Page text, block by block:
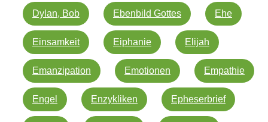
Dylan, Bob Ebenbild Gottes Ehe
Einsamkeit Eiphanie Elijah
Emanzipation Emotionen Empathie
Engel Enzykliken Epheserbrief